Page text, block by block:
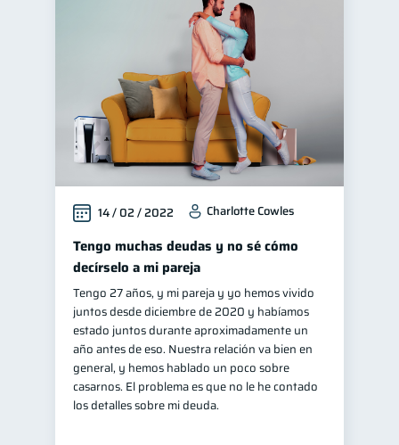
14 / 02 / 2022 Charlotte Cowles
Tengo muchas deudas y no sé cómo
decírselo a mi pareja
Tengo 27 años, y mi pareja y yo hemos vivido
juntos desde diciembre de 2020 y habíamos
estado juntos durante aproximadamente un
año antes de eso. Nuestra relación va bien en
general, y hemos hablado un poco sobre
casarnos. El problema es que no le he contado
los detalles sobre mi deuda.